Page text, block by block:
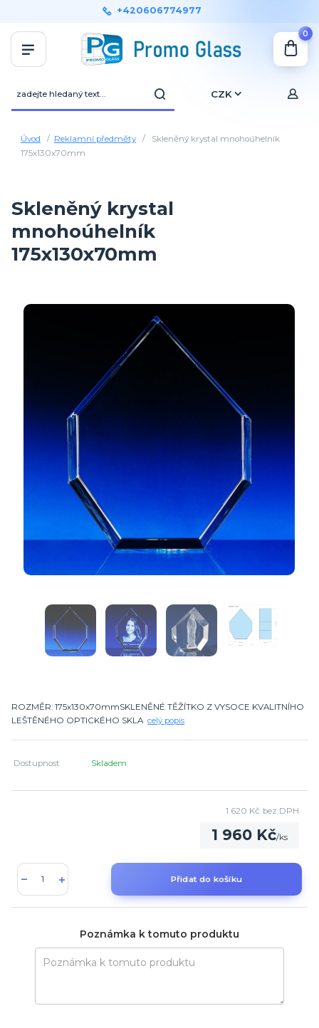
CZK
+420606774977
0
Úvod Reklamní předměty
Skleněný krystal mnohoúhelník
175x130x70mm
Skleněný krystal
mnohoúhelník
175x130x70mm
ROZMĚR: 175x130x70mmSKLENĚNÉ TĚŽÍTKO Z VYSOCE KVALITNÍHO
LEŠTĚNÉHO OPTICKÉHO SKLA celý popis
Dostupnost Skladem
1 960 Kč/ks
1 620 Kč bez DPH
Přidat do košíku
Poznámka k tomuto produktu